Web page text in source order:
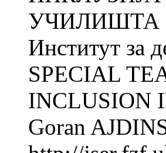
УЧИЛИШТА
Институт за
SPECIAL
INCLUSION
Goran